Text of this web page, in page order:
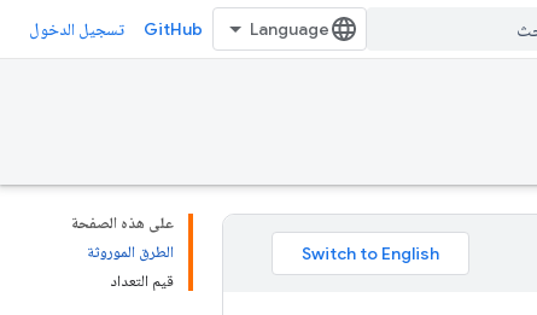
GitHub تسجيل الدخول
على هذه الصفحة
الطرق الموروثة
قيم التعداد